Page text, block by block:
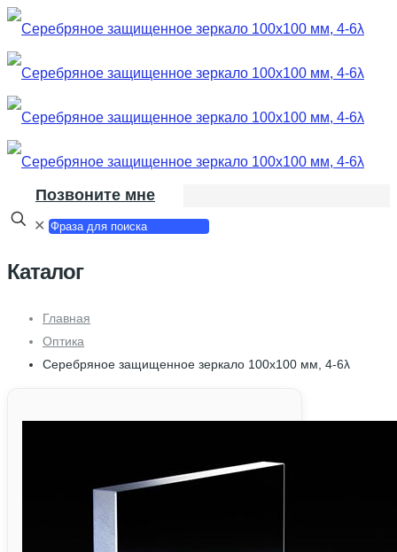
Позвоните мне
✕
Каталог
Главная
Оптика
Серебряное защищенное зеркало 100х100 мм, 4-6λ